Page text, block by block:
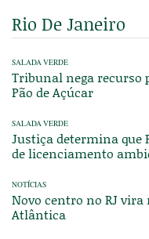
Rio De Janeiro
SALADA VERDE
Tribunal nega recurso
Pão de Açúcar
SALADA VERDE
Justiça determina que
de licenciamento
NOTÍCIAS
Novo centro no RJ
Atlântica